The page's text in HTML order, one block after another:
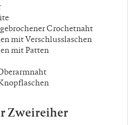
Crochetnaht
mit Verschlusslaschen
mit Patten
Zweireiher